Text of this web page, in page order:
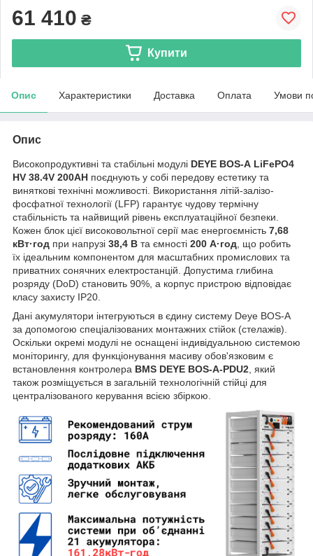
61 410 ₴
Купити
Опис Характеристики Доставка Оплата Умови
Опис
Високопродуктивні та стабільні модулі DEYE BOS-А LiFePO4
HV 38.4V 200AH поєднують у собі передову естетику та
виняткові технічні можливості. Використання літій-залізо-
фосфатної технології (LFP) гарантує чудову термічну
стабільність та найвищий рівень експлуатаційної безпеки.
Кожен блок цієї високовольтної серії має енергоємність 7,68
кВт·год при напрузі 38,4 В та ємності 200 А·год , що робить
їх ідеальним компонентом для масштабних промислових та
приватних сонячних електростанцій. Допустима глибина
розряду (DoD) становить 90%, а корпус пристрою відповідає
класу захисту ІР20.
Дані акумулятори інтегруються в єдину систему Deye BOS-А
за допомогою спеціалізованих монтажних стійок (стелажів).
Оскільки окремі модулі не оснащені індивідуальною системою
моніторингу, для функціонування масиву обов'язковим є
встановлення контролера BMS DEYE BOS-А-PDU2 , який
також розміщується в загальній технологічній стійці для
централізованого керування всією збіркою.